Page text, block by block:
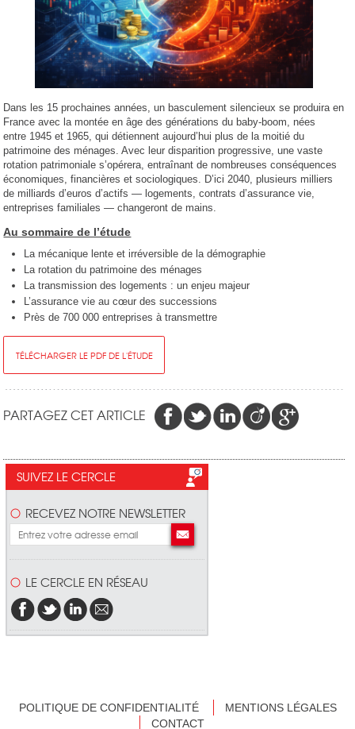
Dans les 15 prochaines années, un basculement silencieux se produira en
France avec la montée en âge des générations du baby-boom, nées
entre 1945 et 1965, qui détiennent aujourd’hui plus de la moitié du
patrimoine des ménages. Avec leur disparition progressive, une vaste
rotation patrimoniale s’opérera, entraînant de nombreuses conséquences
économiques, financières et sociologiques. D’ici 2040, plusieurs milliers
de milliards d’euros d’actifs — logements, contrats d’assurance vie,
entreprises familiales — changeront de mains.
Au sommaire de l’étude
La mécanique lente et irréversible de la démographie
La rotation du patrimoine des ménages
La transmission des logements : un enjeu majeur
L’assurance vie au cœur des successions
Près de 700 000 entreprises à transmettre
TÉLÉCHARGER LE PDF DE L'ÉTUDE
PARTAGEZ CET ARTICLE
SUIVEZ LE CERCLE
RECEVEZ NOTRE NEWSLETTER
LE CERCLE EN RÉSEAU
POLITIQUE DE CONFIDENTIALITÉ
MENTIONS LÉGALES
CONTACT